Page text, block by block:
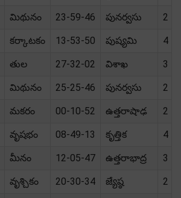
మిథునం 23-59-46 పునర్వసు 2
కర్కాటకం 13-53-50 పుష్యమి 4
తుల 27-32-02 విశాఖ 3
మిథునం 25-25-46 పునర్వసు 2
మకరం 00-10-52 ఉత్తరాషాఢ 2
వృషభం 08-49-13 కృత్తిక 4
మీనం 12-05-47 ఉత్తరాభాద్ర 3
వృశ్చికం 20-30-34 జ్యేష్ఠ 2